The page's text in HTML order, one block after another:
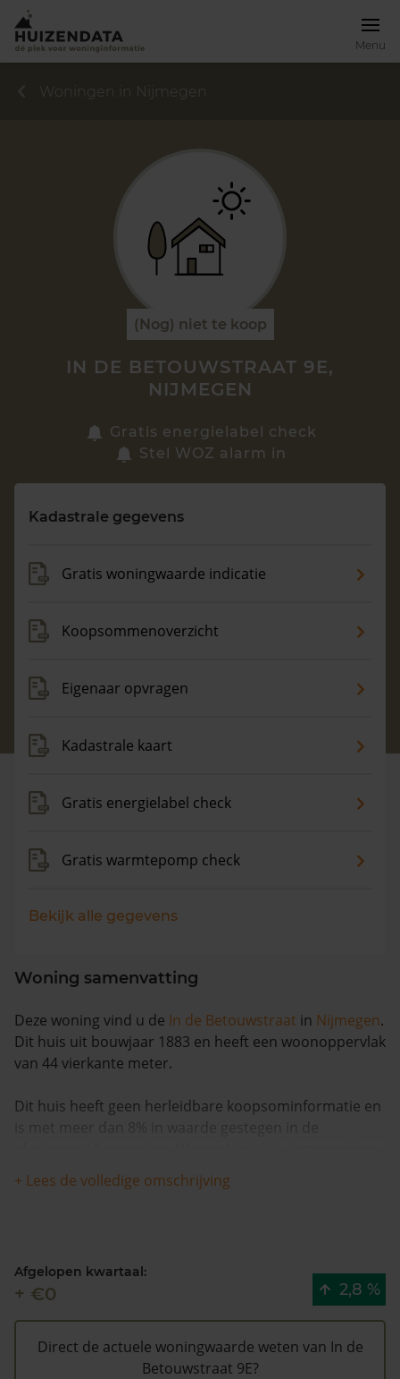
Menu
Vragen? Neem contact met ons op
088 220 4200
Woningen in Nijmegen
(Nog) niet te koop
IN DE BETOUWSTRAAT 9E,
NIJMEGEN
Gratis energielabel check
Stel WOZ alarm in
Kadastrale gegevens
Gratis woningwaarde indicatie
Koopsommenoverzicht
Eigenaar opvragen
Kadastrale kaart
Gratis energielabel check
Gratis warmtepomp check
Bekijk alle gegevens
Woning samenvatting
Deze woning vind u de In de Betouwstraat in Nijmegen.
Dit huis uit bouwjaar 1883 en heeft een woonoppervlak
van 44 vierkante meter.
Dit huis heeft geen herleidbare koopsominformatie en
is met meer dan 8% in waarde gestegen in de
sinds 1993 niet meer verkocht.
bent u elk jaar op de hoogte van uw laatste WOZ
waarde en kansen op besparing. Schrijf u
gratis in.
+ Lees de volledige omschrijving
Afgelopen kwartaal:
+ €0 2,8 %
Direct de actuele woningwaarde weten van In de
Betouwstraat 9E?